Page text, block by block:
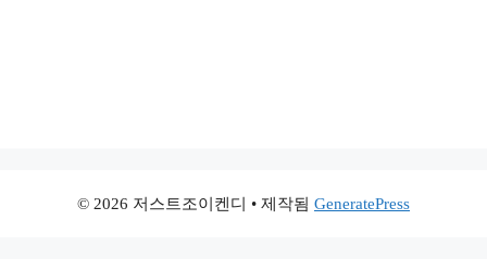
© 2026 저스트조이켄디 • 제작됨 GeneratePress